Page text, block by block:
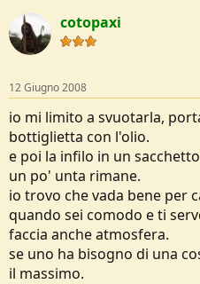
cotopaxi
12 Giugno 2008
io mi limito a svuotarla,
bottiglietta con l'olio.
e poi la infilo in un
un po' unta rimane.
io trovo che vada bene per
quando sei comodo e ti
faccia anche atmosfera.
se uno ha bisogno di una
il massimo.